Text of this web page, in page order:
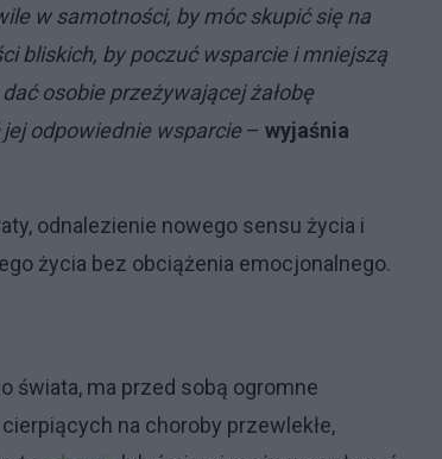
w samotności, by móc skupić się na
bliskich, by poczuć wsparcie i mniejszą
osobie przeżywającej żałobę
odpowiednie wsparcie – wyjaśnia
odnalezienie nowego sensu życia i
życia bez obciążenia emocjonalnego.
świata, ma przed sobą ogromne
na choroby przewlekłe,